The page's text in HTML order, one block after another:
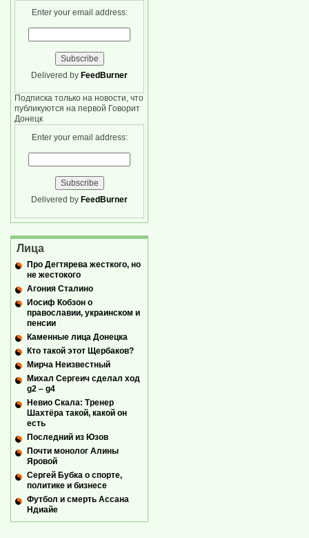
Enter your email address:
Delivered by FeedBurner
Подписка только на новости, что
публикуются на первой Говорит
Донецк
Enter your email address:
Delivered by FeedBurner
Лица
Про Дегтярева жесткого, но
не жестокого
Агония Сталино
Иосиф Кобзон о
православии, украинском и
пенсии
Каменные лица Донецка
Кто такой этот Щербаков?
Мирча Неизвестный
Михал Сергеич сделал ход
g2 – g4
Невио Скала: Тренер
Шахтёра такой, какой он
есть
Последний из Юзов
Почти монолог Алины
Яровой
Сергей Бубка о спорте,
политике и бизнесе
Футбол и смерть Ассана
Ндиайе